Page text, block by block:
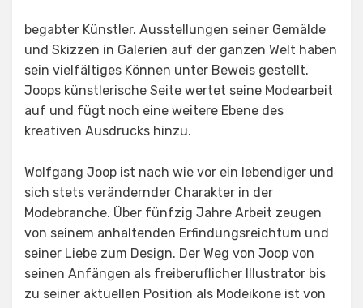
begabter Künstler. Ausstellungen seiner Gemälde
und Skizzen in Galerien auf der ganzen Welt haben
sein vielfältiges Können unter Beweis gestellt.
Joops künstlerische Seite wertet seine Modearbeit
auf und fügt noch eine weitere Ebene des
kreativen Ausdrucks hinzu.
Wolfgang Joop ist nach wie vor ein lebendiger und
sich stets verändernder Charakter in der
Modebranche. Über fünfzig Jahre Arbeit zeugen
von seinem anhaltenden Erfindungsreichtum und
seiner Liebe zum Design. Der Weg von Joop von
seinen Anfängen als freiberuflicher Illustrator bis
zu seiner aktuellen Position als Modeikone ist von